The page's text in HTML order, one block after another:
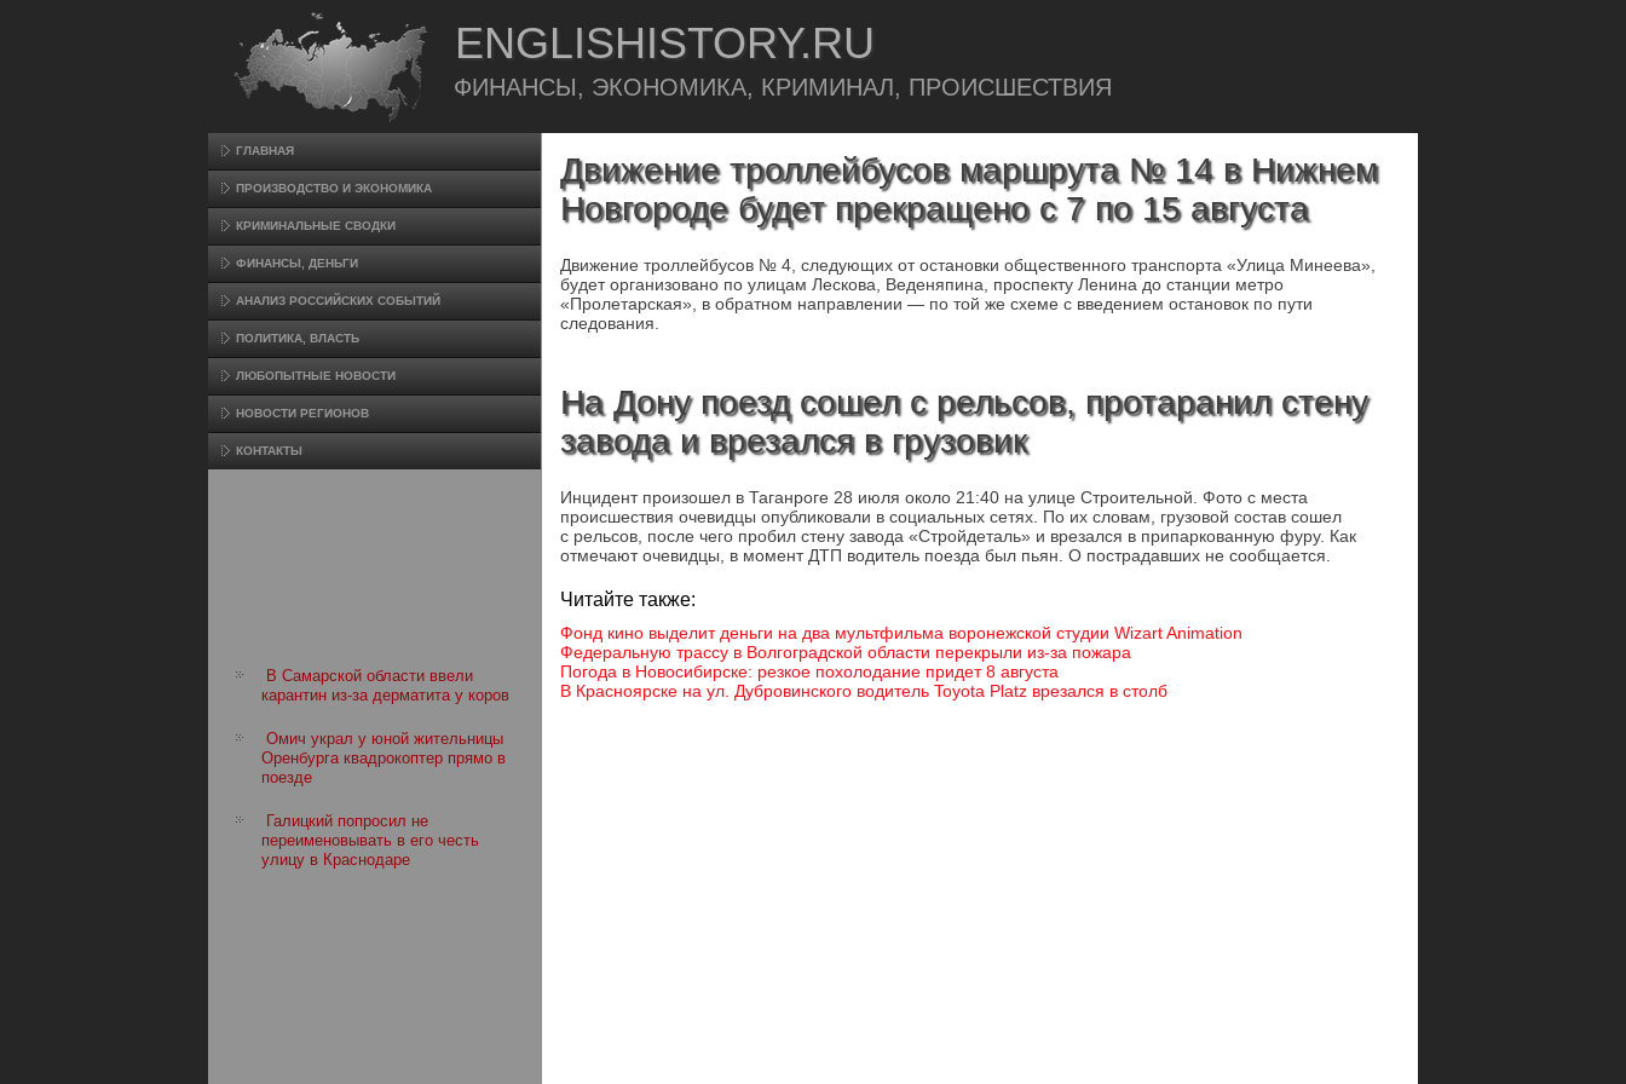
ENGLISHISTORY.RU
ФИНАНСЫ, ЭКОНОМИКА, КРИМИНАЛ, ПРОИСШЕСТВИЯ
ГЛАВНАЯ
ПРОИЗВΟДСТВО И ЭКОНОМИКА
КРИМИНАЛЬНЫЕ СВОДКИ
ФИНАНСЫ, ДЕНЬГИ
АНАЛИЗ РОССИЙСКИХ СОБЫТИЙ
ПОЛИТИКА, ВЛАСТЬ
ЛЮБОПЫТНЫЕ НОВОСТИ
НОВОСТИ РЕГИОНОВ
КОНТАКТЫ
В Самарской области ввели
карантин из-за дерматита у коров
Омич украл у юной жительницы
Оренбурга квадрокоптер прямо в
поезде
Галицкий попросил не
переименовывать в его честь
улицу в Краснодаре
Движение троллейбусов маршрута № 14 в Нижнем
Новгороде будет прекращено с 7 по 15 августа
Движение троллейбусов № 4, следующих от остановки общественного транспорта «Улица Минеева»,
будет организовано по улицам Лескова, Веденяпина, проспекту Ленина до станции метро
«Пролетарская», в обратном направлении — по той же схеме с введением остановок по пути
следования.
На Дону поезд сошел с рельсов, протаранил стену
завода и врезался в грузовик
Инцидент произошел в Таганроге 28 июля около 21:40 на улице Строительной. Фото с места
происшествия очевидцы опубликовали в социальных сетях. По их словам, грузовой состав сошел
с рельсов, после чего пробил стену завода «Стройдеталь» и врезался в припаркованную фуру. Как
отмечают очевидцы, в момент ДТП водитель поезда был пьян. О пострадавших не сообщается.
Читайте также:
Фонд кино выделит деньги на два мультфильма воронежской студии Wizart Animation
Федеральную трассу в Волгоградской области перекрыли из-за пожара
Погода в Новосибирске: резкое похолодание придет 8 августа
В Красноярске на ул. Дубровинского водитель Toyota Platz врезался в столб